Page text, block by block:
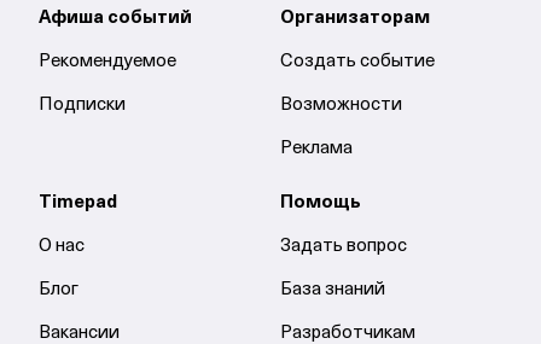
Афиша событий
Рекомендуемое
Подписки
Организаторам
Создать событие
Возможности
Реклама
Timepad
О нас
Блог
Вакансии
Помощь
Задать вопрос
База знаний
Разработчикам